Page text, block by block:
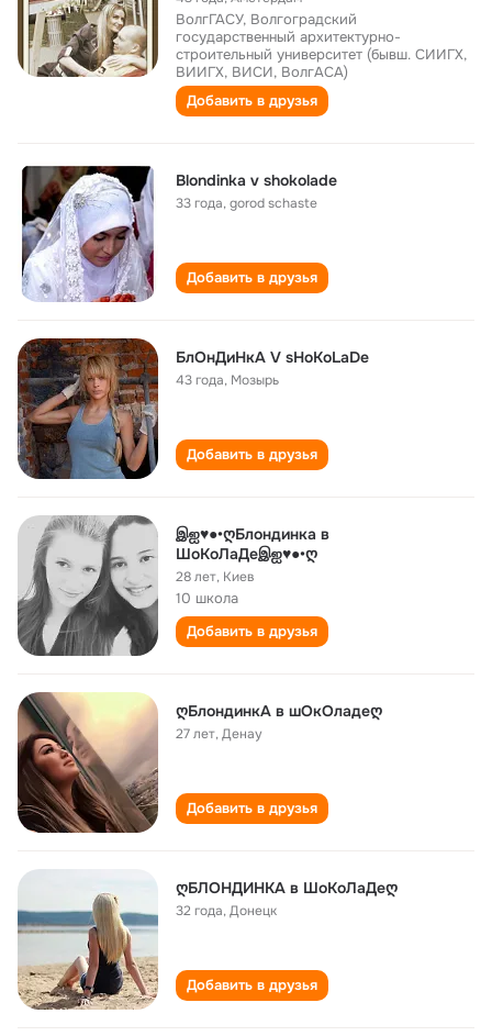
ВолгГАСУ, Волгоградский
государственный архитектурно-
строительный университет (бывш. СИИГХ,
ВИИГХ, ВИСИ, ВолгАСА)
Добавить в друзья
Blondinka v shokolade
33 года,gorod schaste
Добавить в друзья
БлОнДиНкА V sHoKoLaDe
43 года, Мозырь
Добавить в друзья
இஐ♥●•ღБлондинка в
ШоКоЛаДеஇஐ♥●•ღ
28 лет, Киев
10 школа
Добавить в друзья
ღБлондинкA в шОкОладеღ
27 лет,Денау
Добавить в друзья
ღБЛОНДИНКА в ШоКоЛаДеღ
32 года,Донецк
Добавить в друзья